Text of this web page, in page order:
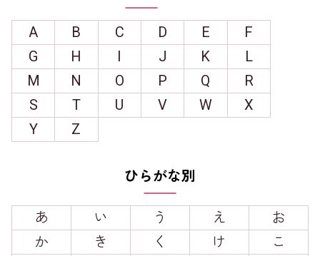
A B C D E
F
G
H I J K
L
M
N O P Q
R
S
T U V W
X
Y
Z
ひらがな別
あ い う え
お
か
き く け
こ